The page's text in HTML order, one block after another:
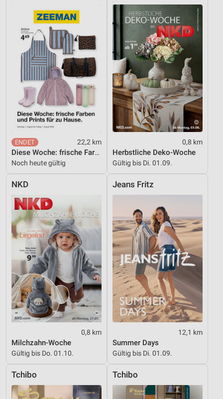
22,2 km
Diese Woche: frische Farben und Prints für zu Hause.
Noch heute gültig
0,8 km
Herbstliche Deko-Woche
Gültig bis Di. 01.09.
NKD
0,8 km
Milchzahn-Woche
Gültig bis Do. 01.10.
Jeans Fritz
12,1 km
Summer Days
Gültig bis Di. 01.09.
Tchibo Tchibo
Verwendung reduzierter Daten zur Auswahl von
Inhalten
IAB-Besonderheiten:
Verwendung genauer Standortdaten
Geräte anhand von aktiv angeforderten
Informationen identifizieren
Nicht-IAB-Verarbeitungszwecke:
Notwendig
Performance
Funktional
Werbung